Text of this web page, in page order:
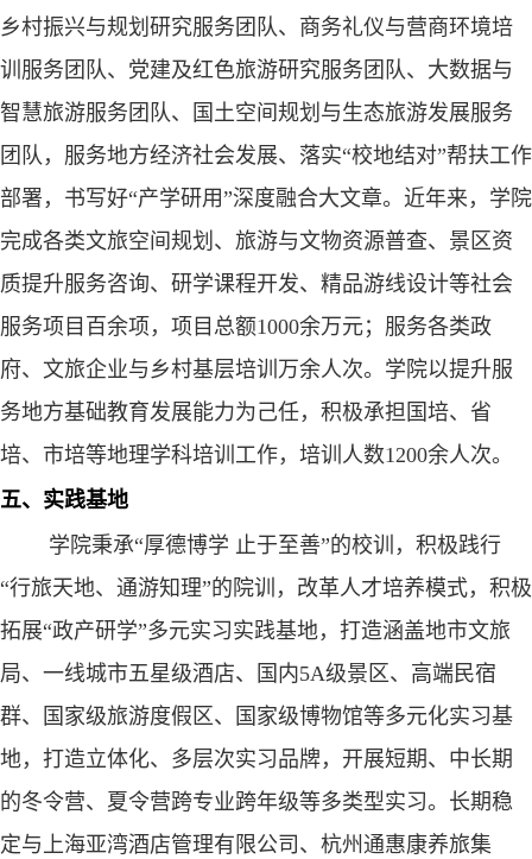
乡村振兴与规划研究服务团队、商务礼仪与营商环境培
训服务团队、党建及红色旅游研究服务团队、大数据与
智慧旅游服务团队、国土空间规划与生态旅游发展服务
团队，服务地方经济社会发展、落实“校地结对”帮扶工作
部署，书写好“产学研用”深度融合大文章。 近年来，学院
完成各类文旅空间规划、旅游与文物资源普查、景区资
质提升服务咨询、研学课程开发、精品游线设计等社会
服务项目百余项，项目总额1000余万元；服务各类政
府、文旅企业与乡村基层培训万余人次。学院以提升服
务地方基础教育发展能力为己任，积极承担国培、省
培、市培等地理学科培训工作，培训人数1200余人次。
五、实践基地
学院秉承“厚德博学 止于至善”的校训，积极践行
“行旅天地、通游知理”的院训，改革人才培养模式， 积极
拓展“政产研学”多元实习实践基地，打造涵盖地市文旅
局、一线城市五星级酒店、国内5A级景区、高端民宿
群、国家级旅游度假区、国家级博物馆等多元化实习基
地，打造立体化、多层次实习品牌，开展短期、中长期
的冬令营、夏令营跨专业跨年级等多类型实习。 长期稳
定与上海亚湾酒店管理有限公司、杭州通惠康养旅集